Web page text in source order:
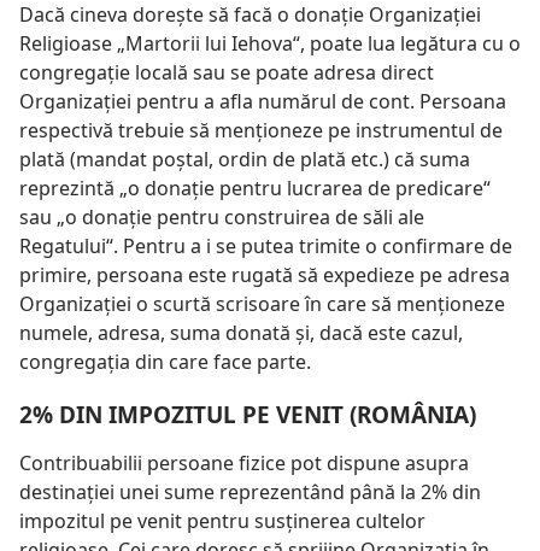
Dacă cineva doreşte să facă o donaţie Organizaţiei
Religioase „Martorii lui Iehova“, poate lua legătura cu o
congregaţie locală sau se poate adresa direct
Organizaţiei pentru a afla numărul de cont. Persoana
respectivă trebuie să menţioneze pe instrumentul de
plată (mandat poştal, ordin de plată etc.) că suma
reprezintă „o donaţie pentru lucrarea de predicare“
sau „o donaţie pentru construirea de săli ale
Regatului“. Pentru a i se putea trimite o confirmare de
primire, persoana este rugată să expedieze pe adresa
Organizaţiei o scurtă scrisoare în care să menţioneze
numele, adresa, suma donată şi, dacă este cazul,
congregaţia din care face parte.
2% DIN IMPOZITUL PE VENIT (ROMÂNIA)
Contribuabilii persoane fizice pot dispune asupra
destinaţiei unei sume reprezentând până la 2% din
impozitul pe venit pentru susţinerea cultelor